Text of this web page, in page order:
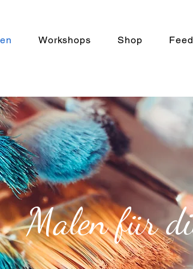
Workshops Shop
Malen für